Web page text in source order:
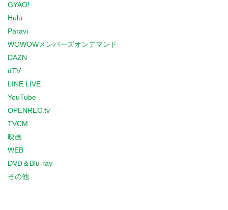
GYAO!
Hulu
Paravi
WOWOWメンバーズオンデマンド
DAZN
dTV
LINE LIVE
YouTube
OPENREC.tv
TVCM
映画
WEB
DVD＆Blu-ray
その他